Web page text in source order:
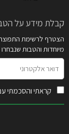
קבלת מידע על
הצטרף לרשימת התפוצה
מיוחדות והטבות
אלקטרוני
קראתי והסכמתי